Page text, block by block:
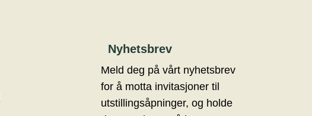
Nyhetsbrev
Meld deg på vårt nyhetsbrev
for å motta invitasjoner til
utstillingsåpninger, og holde